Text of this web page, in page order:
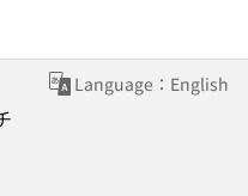
Language：English